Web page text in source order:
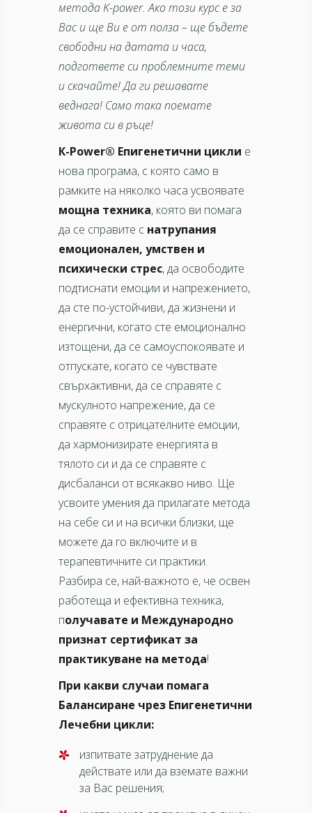
метода K-power. Ако този курс е за
Вас и ще Ви е от полза – ще бъдете
свободни на датата и часа,
подгответе си проблемните теми
и скачайте! Да ги решавате
веднага! Само така поемате
живота си в ръце!
К-Power® Епигенетични цикли e
нова програма, с която само в
рамките на няколко часа усвоявате
мощна техника, която ви помага
да се справите с натрупания
емоционален, умствен и
психически стрес, да освободите
подтиснати емоции и напрежението,
да сте по-устойчиви, да жизнени и
енергични, когато сте емоционално
изтощени, да се самоуспокоявате и
отпускате, когато се чувствате
свърхактивни, да се справяте с
мускулното напрежение, да се
справяте с отрицатeлните емоции,
да хармонизирате енергията в
тялото си и да се справяте с
дисбаланси от всякакво ниво. Ще
усвоите умения да прилагате метода
на себе си и на всички близки, ще
можете да го включите и в
терапевтичните си практики.
Разбира се, най-важното е, че освен
работеща и ефективна техника,
получавате и Международно
признат сертификат за
практикуване на метода!
При какви случаи помага
Балансиране чрез Епигенетични
Лечебни цикли:
изпитвате затруднение да
действате или да вземате важни
за Вас решения;